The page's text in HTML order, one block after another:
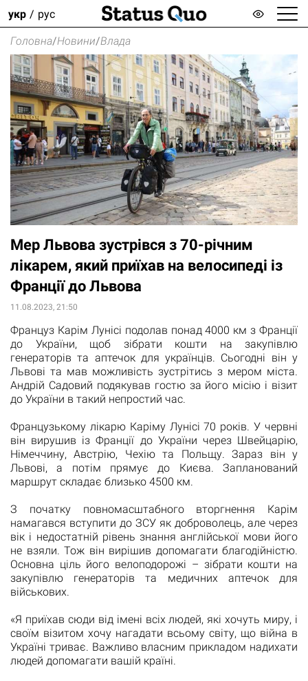
укр рус
Головна/Новини/Влада
Мер Львова зустрівся з 70-річним
лікарем, який приїхав на велосипеді із
Франції до Львова
11.08.2023, 21:50
Француз Карім Лунісі подолав понад 4000 км з Франції
до України, щоб зібрати кошти на закупівлю
генераторів та аптечок для українців. Сьогодні він у
Львові та мав можливість зустрітись з мером міста.
Андрій Садовий подякував гостю за його місію і візит
до України в такий непростий час.
Французькому лікарю Каріму Лунісі 70 років. У червні
він вирушив із Франції до України через Швейцарію,
Німеччину, Австрію, Чехію та Польщу. Зараз він у
Львові, а потім прямує до Києва. Запланований
маршрут складає близько 4500 км.
З початку повномасштабного вторгнення Карім
намагався вступити до ЗСУ як доброволець, але через
вік і недостатній рівень знання англійської мови його
не взяли. Тож він вирішив допомагати благодійністю.
Основна ціль його велоподорожі – зібрати кошти на
закупівлю генераторів та медичних аптечок для
військових.
«Я приїхав сюди від імені всіх людей, які хочуть миру, і
своїм візитом хочу нагадати всьому світу, що війна в
Україні триває. Важливо власним прикладом надихати
людей допомагати вашій країні.